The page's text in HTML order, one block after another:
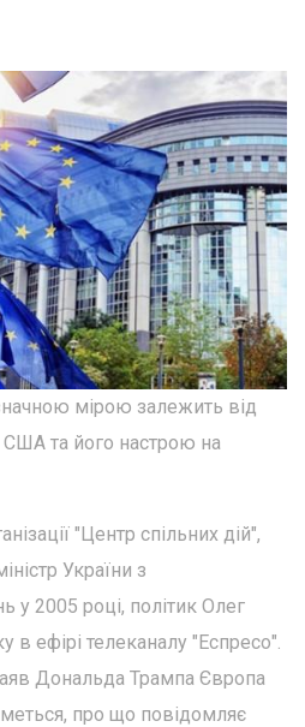
мірою залежить від
США та його настрою на
"Центр спільних дій",
України з
у 2005 році, політик Олег
ефірі телеканалу "Еспресо".
Дональда Трампа Європа
про що повідомляє